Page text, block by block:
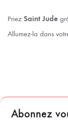
Priez Saint Jude
Allumez-la dans
Abonnez